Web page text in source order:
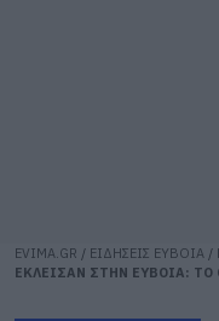
EVIMA.GR / ΕΙΔΗΣΕΙΣ ΕΥΒΟΙΑ /
ΕΚΛΕΙΣΑΝ ΣΤΗΝ ΕΥΒΟΙΑ: